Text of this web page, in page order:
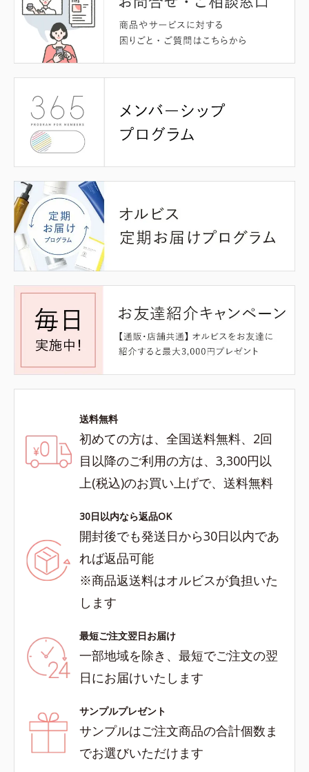
送料無料
初めての方は、全国送料無料、2回
目以降のご利用の方は、3,300円以
上(税込)のお買い上げで、送料無料
30日以内なら返品OK
開封後でも発送日から30日以内であ
れば返品可能
※商品返送料はオルビスが負担いた
します
最短ご注文翌日お届け
一部地域を除き、最短でご注文の翌
日にお届けいたします
サンプルプレゼント
サンプルはご注文商品の合計個数ま
でお選びいただけます